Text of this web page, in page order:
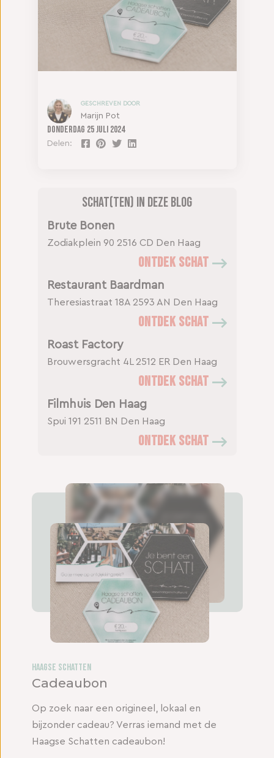
Donderdag 25 juli 2024
Delen:
GESCHREVEN DOOR
Marijn Pot
Schat(ten) in deze blog
Brute Bonen
Zodiakplein 90 2516 CD Den Haag
ONTDEK SCHAT
Restaurant Baardman
Theresiastraat 18A2593 AN Den Haag
ONTDEK SCHAT
Roast Factory
Brouwersgracht 4L2512 ER Den Haag
ONTDEK SCHAT
Filmhuis Den Haag
Spui 191 2511 BN Den Haag
ONTDEK SCHAT
Haagse Schatten
Cadeaubon
Op zoek naar een origineel, lokaal en
bijzonder cadeau? Verras iemand met de
Haagse Schatten cadeaubon!